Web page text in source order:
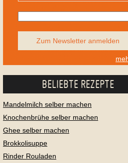
Zum Newsletter anmelden
BELIEBTE REZEPTE
Mandelmilch selber machen
Knochenbrühe selber machen
Ghee selber machen
Brokkolisuppe
Rinder Rouladen